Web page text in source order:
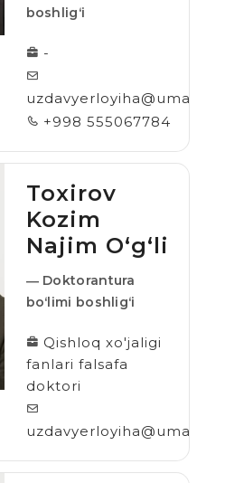
boshligʻi
-
uzdavyerloyiha@umail.uz
+998 555067784
Toxirov
Kozim
Najim O‘g‘li
― Doktorantura
boʻlimi boshligʻi
Qishloq xo'jaligi
fanlari falsafa
doktori
uzdavyerloyiha@umail.uz